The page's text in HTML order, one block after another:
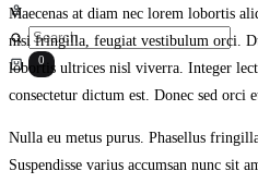
Sign
in
Search
Cart
0
Maecenas at diam nec lorem lobortis
nisi fringilla, feugiat vestibulum orci.
lobortis ultrices nisl viverra. Integer
consectetur dictum est. Donec sed orci
Nulla eu metus purus. Phasellus
Suspendisse varius accumsan nunc sit